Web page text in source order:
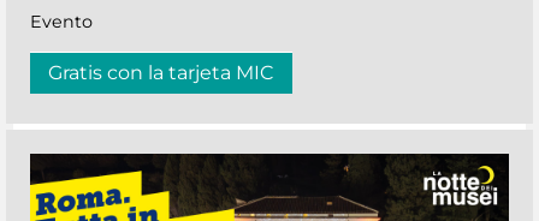
Evento
Gratis con la tarjeta MIC